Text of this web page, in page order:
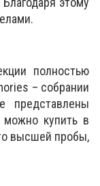
полностью
– собрании
представлены
купить в
высшей пробы,